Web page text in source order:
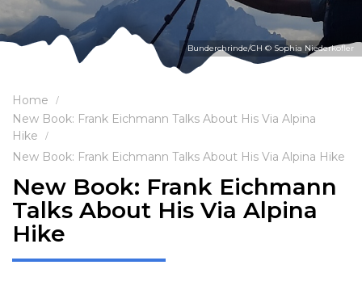
Bunderchrinde/CH © Sophia Niederkofler
Home
New Book: Frank Eichmann Talks About His Via Alpina
Hike
New Book: Frank Eichmann Talks About His Via Alpina Hike
New Book: Frank Eichmann
Talks About His Via Alpina
Hike